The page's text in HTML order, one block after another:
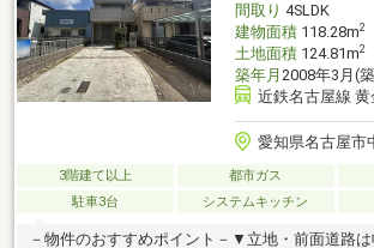
間取り 4SLDK
建物面積118.28m2
土地面積124.81m2
築年月 2008年3月(
近鉄名古屋線
愛知県名古屋市
3階建て以上 都市ガス
駐車3台
システムキッチン
－物件のおすすめポイント－▼立地・前面道路